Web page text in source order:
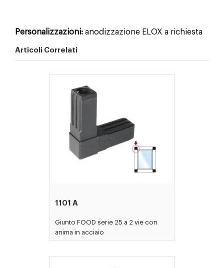
Personalizzazioni: anodizzazione ELOX a richiesta
Articoli Correlati
1101 A
Giunto FOOD serie 25 a 2 vie con
anima in acciaio